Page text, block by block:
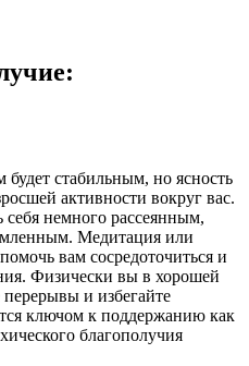
стабильным, но ясность
активности вокруг вас.
немного рассеянным,
Медитация или
вам сосредоточиться и
Физически вы в хорошей
перерывы и избегайте
ключом к поддержанию как
благополучия